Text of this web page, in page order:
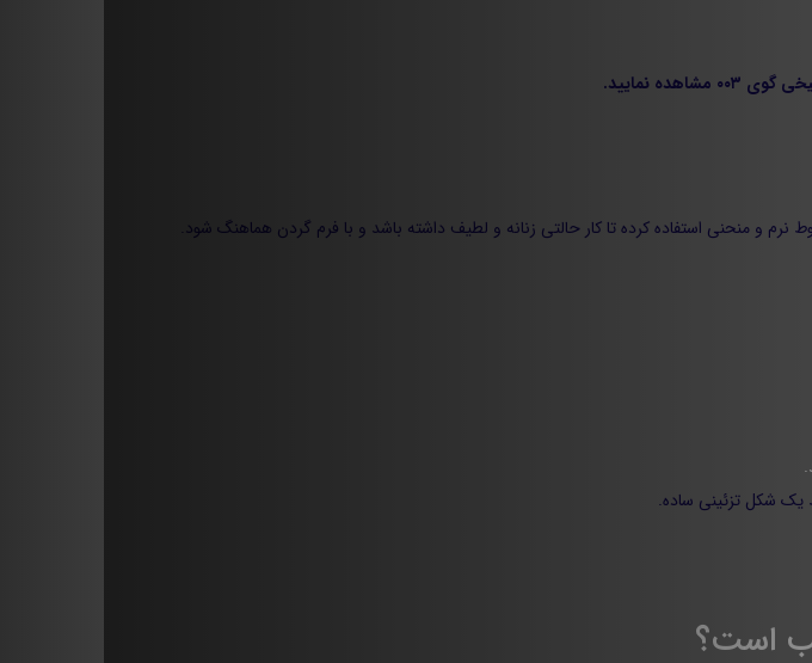
گوی ۰۰۳ مشاهده نمایید.
و منحنی استفاده کرده تا کار حالتی زنانه و لطیف داشته باشد و با فرم گردن هماهنگ شود.
است؟